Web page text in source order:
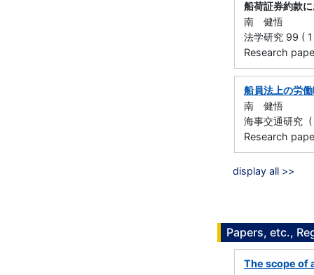
船荷証券約款
南 健悟
法学研究 99 (
Research
船員法上の労
南 健悟
海事交通研究
Research
display all >>
Papers, etc.,
The scope of